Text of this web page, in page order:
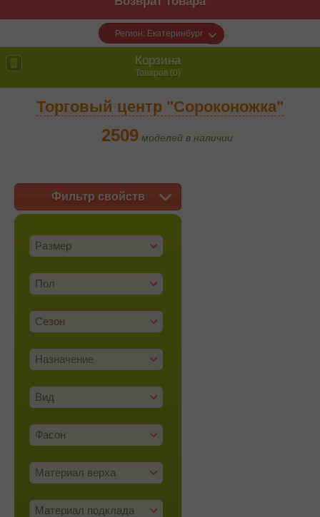
Регион: Екатеринбург
Корзина
Товаров (0)
Торговый центр "Сороконожка"
2509 моделей в наличии
Фильтр свойств
Размер
Пол
Сезон
Назначение
Вид
Фасон
Материал верха
Материал подклада